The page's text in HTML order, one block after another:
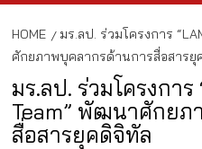
HOME
มร.ลป. ร่วมโครงการ
ศักยภาพบุคลากรด้านการสื่อสารยุ
มร.ลป. ร่วมโครงการ
Team” พัฒนาศักยภ
สื่อสารยุคดิจิทัล